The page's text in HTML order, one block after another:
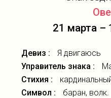
21 марта –
Девиз :
Я двигаюсь
Управитель знака :
Стихия :
Символ :
баран, волк.